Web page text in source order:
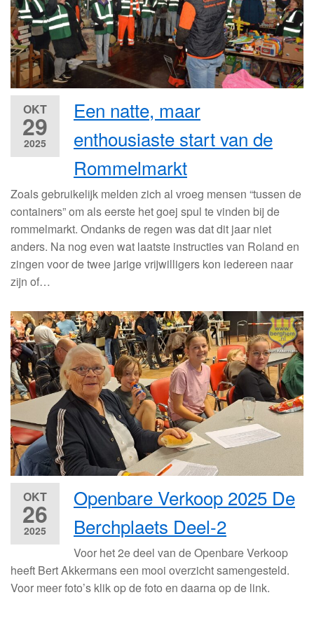
OKT
29
2025
Een natte, maar
enthousiaste start van de
Rommelmarkt
Zoals gebruikelijk melden zich al vroeg mensen “tussen de
containers” om als eerste het goej spul te vinden bij de
rommelmarkt. Ondanks de regen was dat dit jaar niet
anders. Na nog even wat laatste instructies van Roland en
zingen voor de twee jarige vrijwilligers kon iedereen naar
zijn of…
OKT
26
2025
Openbare Verkoop 2025 De
Berchplaets Deel-2
Voor het 2e deel van de Openbare Verkoop
heeft Bert Akkermans een mooi overzicht samengesteld.
Voor meer foto’s klik op de foto en daarna op de link.